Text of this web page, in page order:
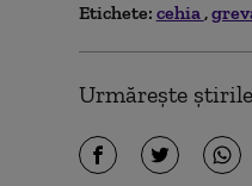
Etichete: cehia
Urmărește